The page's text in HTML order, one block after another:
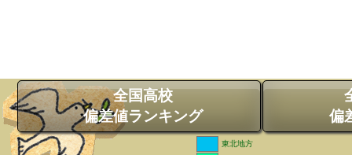
全国高校
偏差値ランキング
偏
東北地方